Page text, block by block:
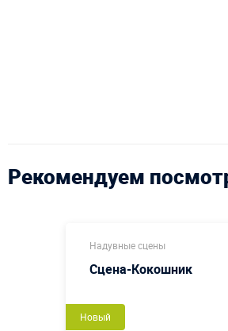
Рекомендуем
Надувные сцены
Сцена-Кокошник
Новый